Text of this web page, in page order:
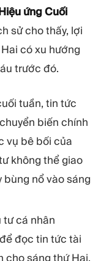
ứng Cuối
sử cho thấy, lợi
có xu hướng
trước đó.
tuần, tin tức
biến chính
vụ bê bối của
không thể giao
bùng nổ vào sáng
cá nhân
đọc tin tức tài
cho sáng thứ Hai.